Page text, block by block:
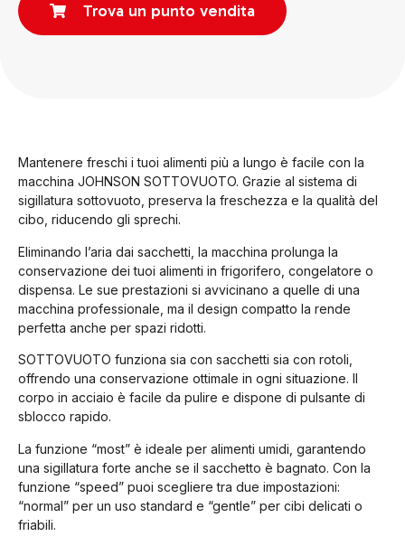
Trova un punto vendita
Mantenere freschi i tuoi alimenti più a lungo è facile con la
macchina JOHNSON SOTTOVUOTO. Grazie al sistema di
sigillatura sottovuoto, preserva la freschezza e la qualità del
cibo, riducendo gli sprechi.
Eliminando l’aria dai sacchetti, la macchina prolunga la
conservazione dei tuoi alimenti in frigorifero, congelatore o
dispensa. Le sue prestazioni si avvicinano a quelle di una
macchina professionale, ma il design compatto la rende
perfetta anche per spazi ridotti.
SOTTOVUOTO funziona sia con sacchetti sia con rotoli,
offrendo una conservazione ottimale in ogni situazione. Il
corpo in acciaio è facile da pulire e dispone di pulsante di
sblocco rapido.
La funzione “most” è ideale per alimenti umidi, garantendo
una sigillatura forte anche se il sacchetto è bagnato. Con la
funzione “speed” puoi scegliere tra due impostazioni:
“normal” per un uso standard e “gentle” per cibi delicati o
friabili.